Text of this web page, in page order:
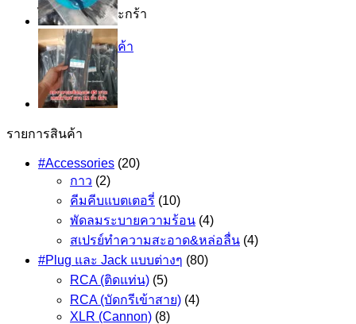
ไม่มีสินค้าในตะกร้า
กลับสู่หน้าร้านค้า
รายการสินค้า
#Accessories (20)
กาว (2)
คีมคีบแบตเตอรี่ (10)
พัดลมระบายความร้อน (4)
สเปรย์ทำความสะอาด&หล่อลื่น (4)
#Plug และ Jack แบบต่างๆ (80)
RCA (ติดแท่น) (5)
RCA (บัดกรีเข้าสาย) (4)
XLR (Cannon) (8)